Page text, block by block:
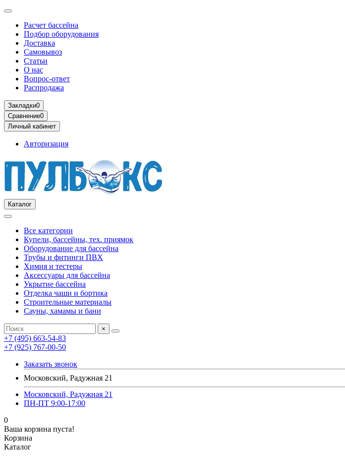
Расчет бассейна
Подбор оборудования
Доставка
Самовывоз
Статьи
О нас
Вопрос-ответ
Распродажа
Закладки0
Сравнение0
Личный кабинет
Авторизация
Каталог
Все категории
Купели, бассейны, тех. приямок
Оборудование для бассейна
Трубы и фитинги ПВХ
Химия и тестеры
Аксессуары для бассейна
Укрытие бассейна
Отделка чаши и бортика
Строительные материалы
Сауны, хамамы и бани
×
+7 (495) 663-54-83
+7 (925) 767-00-50
Заказать звонок
Московский, Радужная 21
Московский, Радужная 21
ПН-ПТ 9:00-17:00
0
Ваша корзина пуста!
Корзина
Каталог